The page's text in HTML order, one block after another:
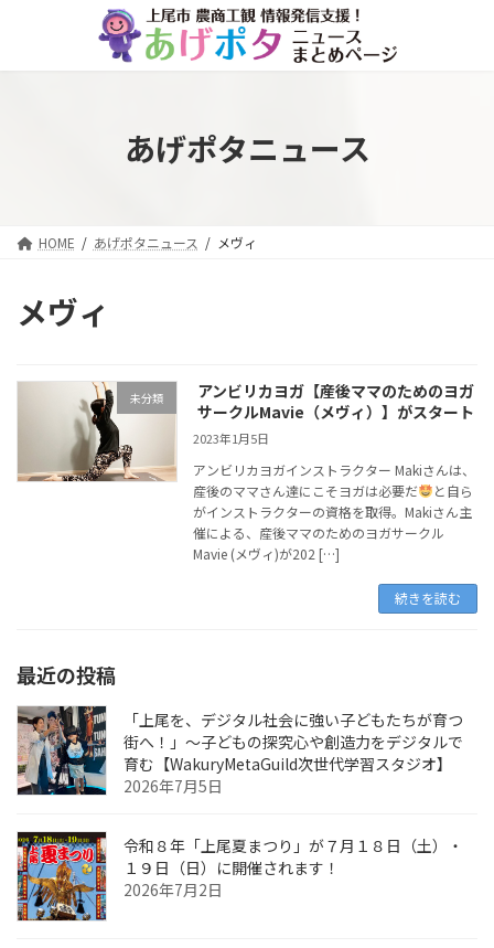
ン
ー
あげポタニュース
HOME あげポタニュース メヴィ
メヴィ
未分類
アンビリカヨガ【産後ママのためのヨガ
サークルMavie（メヴィ）】がスタート
2023年1月5日
アンビリカヨガインストラクター Makiさんは、
産後のママさん達にこそヨガは必要だ
と自ら
がインストラクターの資格を取得。Makiさん主
催による、産後ママのためのヨガサークル
Mavie (メヴィ)が202 […]
続きを読む
最近の投稿
「上尾を、デジタル社会に強い子どもたちが育つ
街へ！」〜子どもの探究心や創造力をデジタルで
育む【WakuryMetaGuild次世代学習スタジオ】
2026年7月5日
令和８年「上尾夏まつり」が７月１８日（土）・
１９日（日）に開催されます！
2026年7月2日